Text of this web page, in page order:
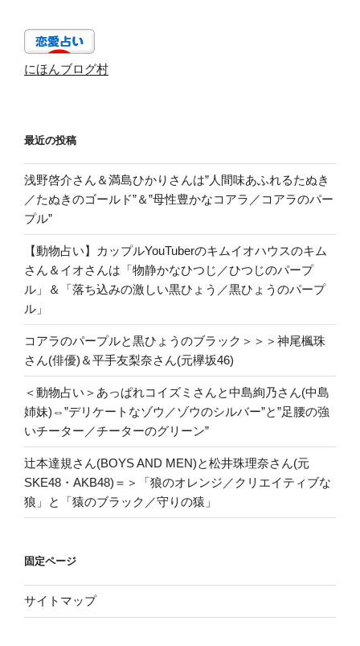
にほんブログ村
最近の投稿
浅野啓介さん＆満島ひかりさんは”人間味あふれるたぬき
／たぬきのゴールド”＆”母性豊かなコアラ／コアラのパー
プル”
【動物占い】カップルYouTuberのキムイオハウスのキム
さん＆イオさんは「物静かなひつじ／ひつじのパープ
ル」＆「落ち込みの激しい黒ひょう／黒ひょうのパープ
ル」
コアラのパープルと黒ひょうのブラック＞＞＞神尾楓珠
さん(俳優)＆平手友梨奈さん(元欅坂46)
＜動物占い＞あっぱれコイズミさんと中島絢乃さん(中島
姉妹)⇔”デリケートなゾウ／ゾウのシルバー”と”足腰の強
いチーター／チーターのグリーン”
辻本達規さん(BOYS AND MEN)と松井珠理奈さん(元
SKE48・AKB48)＝＞「狼のオレンジ／クリエイティブな
狼」と「猿のブラック／守りの猿」
固定ページ
サイトマップ